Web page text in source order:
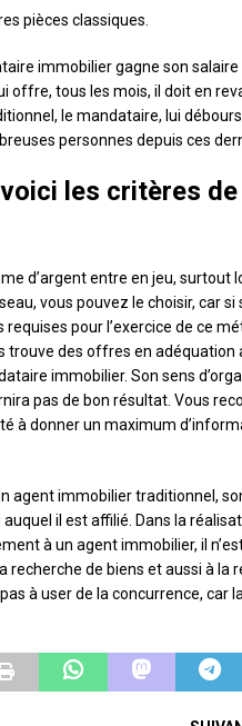
pièces classiques.
immobilier gagne son
offre, tous les mois, il doit en
le mandataire, lui
personnes depuis ces
les critères
d’argent entre en jeu, surtout
vous pouvez le choisir, car si
pour l’exercice de ce
trouve des offres en adéquation
immobilier. Son sens
pas de bon résultat. Vous
à donner un maximum
agent immobilier traditionnel,
il est affilié. Dans la
à un agent immobilier, il
de biens et aussi à la
à user de la concurrence, car